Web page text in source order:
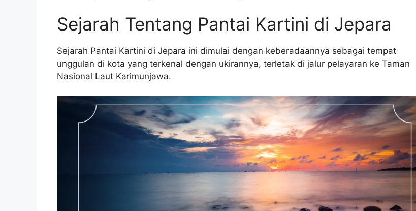
Sejarah Tentang Pantai Kartini di Jepara
Sejarah Pantai Kartini di Jepara ini dimulai dengan keberadaannya sebagai tempat
unggulan di kota yang terkenal dengan ukirannya, terletak di jalur pelayaran ke Taman
Nasional Laut Karimunjawa.